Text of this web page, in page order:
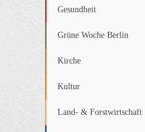
Gesundheit
Grüne Woche Berlin
Kirche
Kultur
Land- & Forstwirtschaft